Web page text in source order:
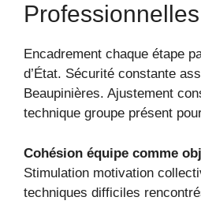
Professionnelles
Encadrement chaque étape
d’État. Sécurité constante
Beaupinières. Ajustement
technique groupe présent
Cohésion équipe comme
Stimulation motivation
techniques difficiles